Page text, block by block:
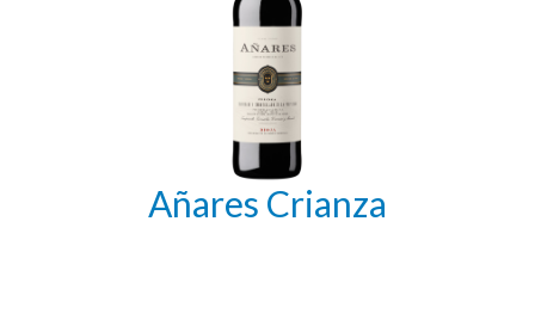
Añares Crianza